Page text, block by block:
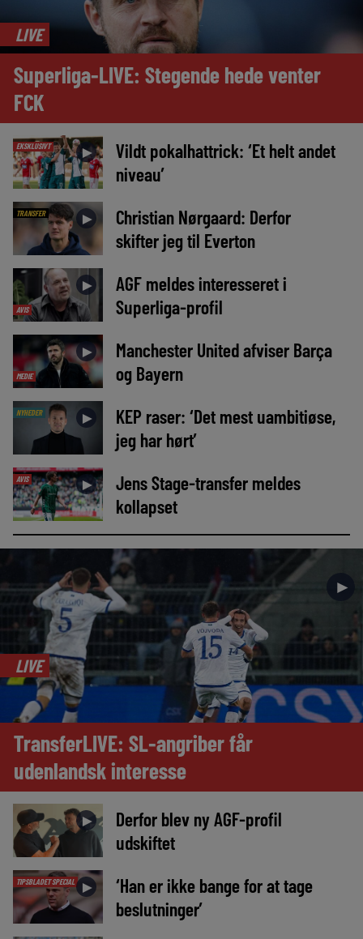
LIVE
Superliga-LIVE: Stegende hede venter
FCK
EKSKLUSIVT ►
Vildt pokalhattrick: ‘Et helt andet
niveau’
TRANSFER ►
Christian Nørgaard: Derfor
skifter jeg til Everton
AVIS
►
AGF meldes interesseret i
Superliga-profil
MEDIE
►
Manchester United afviser Barça
og Bayern
NYHEDER ►
KEP raser: ‘Det mest uambitiøse,
jeg har hørt’
AVIS ►
Jens Stage-transfer meldes
kollapset
►
LIVE
TransferLIVE: SL-angriber får
udenlandsk interesse
►
Derfor blev ny AGF-profil
udskiftet
TIPSBLADET SPECIAL ►
‘Han er ikke bange for at tage
beslutninger’